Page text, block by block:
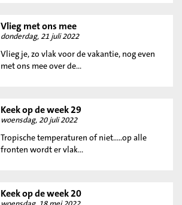
Vlieg met ons mee
donderdag, 21 juli 2022
Vlieg je, zo vlak voor de vakantie, nog even
met ons mee over de...
Keek op de week 29
woensdag, 20 juli 2022
Tropische temperaturen of niet…..op alle
fronten wordt er vlak...
Keek op de week 20